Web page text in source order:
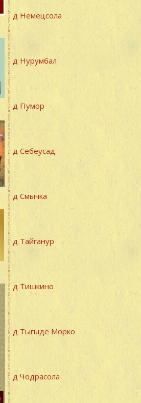
д Немецсола
д Нурумбал
д Пумор
д Себеусад
д Смычка
д Тайганур
д Тишкино
д Тыгыде Морко
д Чодрасола